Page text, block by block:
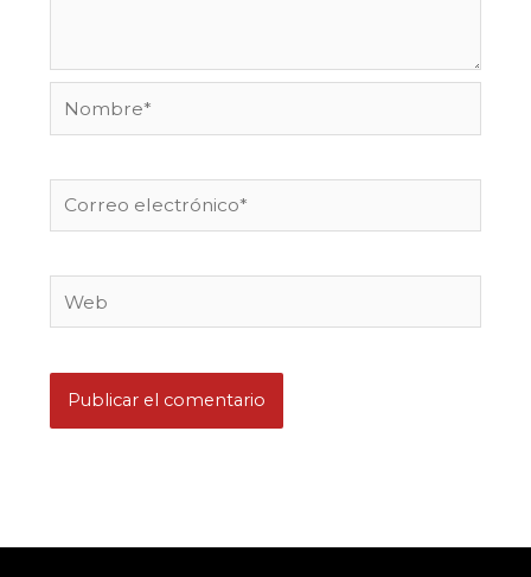
Nombre*
Correo
electrónico*
Web